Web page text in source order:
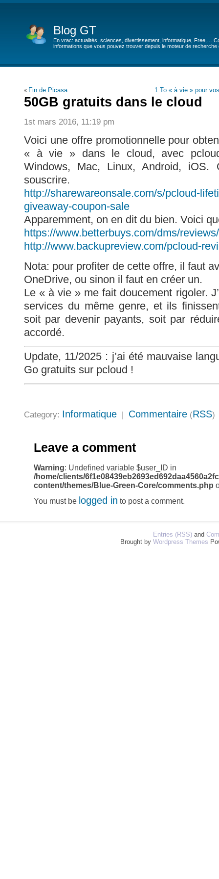
Blog GT
En vrac: actualités, sciences, divertissement, informatique, Free,…
informations que vous pouvez trouver depuis le moteur de recherche
« Fin de Picasa 1 To « à vie » pour
50GB gratuits dans le cloud
1st mars 2016, 11:19 pm
Voici une offre promotionnelle pour
« à vie » dans le cloud, avec
Windows, Mac, Linux, Android, iOS.
souscrire.
http://sharewareonsale.com/s/pcloud-
giveaway-coupon-sale
Apparemment, on en dit du bien. Voici
https://www.betterbuys.com/dms/
http://www.backupreview.com/pcloud-
Nota: pour profiter de cette offre, il faut
OneDrive, ou sinon il faut en créer un.
Le « à vie » me fait doucement rigoler.
services du même genre, et ils
soit par devenir payants, soit par
accordé.
Update, 11/2025 : j’ai été mauvaise
Go gratuits sur pcloud !
Category: Informatique | Commentaire (RSS
Leave a comment
Warning: Undefined variable $user_ID in
/home/clients/
content/themes/Blue-Green-Core/comments.php
You must be logged in to post a comment.
Entries (RSS)and
Brought by Wordpress Themes